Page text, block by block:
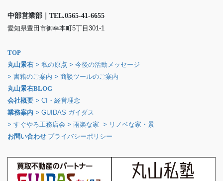
中部営業部｜TEL.0565-41-6655
愛知県豊田市御幸本町5丁目301-1
TOP
丸山景右 > 私の原点 > 今後の活動メッセージ
> 書籍のご案内 > 商談ツールのご案内
丸山景右BLOG
会社概要 > CI・経営理念
業務案内 > GUIDAS ガイダス
> すぐやろ工務店会 > 雨楽な家 > リノベな家・景
お問い合わせ プライバシーポリシー